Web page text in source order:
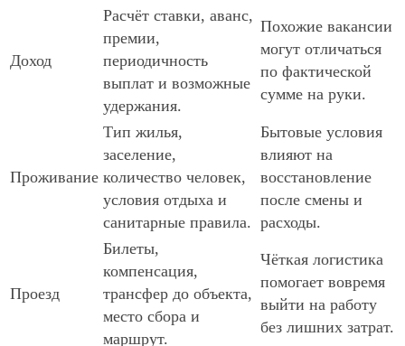
Доход
Расчёт ставки, аванс,
премии,
периодичность
выплат и возможные
удержания.
Похожие вакансии
могут отличаться
по фактической
сумме на руки.
Проживание
Тип жилья,
заселение,
количество человек,
условия отдыха и
санитарные правила.
Бытовые условия
влияют на
восстановление
после смены и
расходы.
Проезд
Билеты,
компенсация,
трансфер до объекта,
место сбора и
маршрут.
Чёткая логистика
помогает вовремя
выйти на работу
без лишних затрат.